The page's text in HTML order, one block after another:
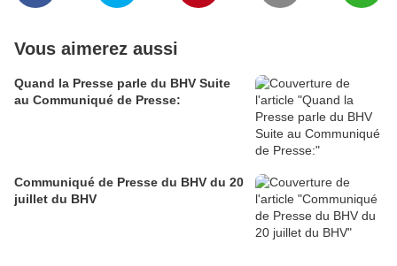
Vous aimerez aussi
Quand la Presse parle du BHV Suite
au Communiqué de Presse:
Communiqué de Presse du BHV du 20
juillet du BHV